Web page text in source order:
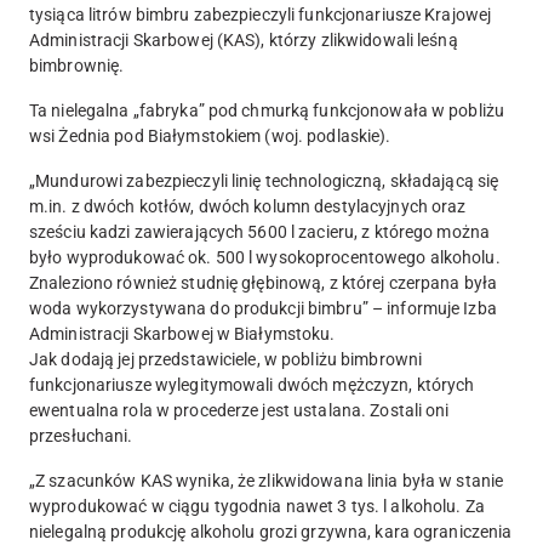
tysiąca litrów bimbru zabezpieczyli funkcjonariusze Krajowej
Administracji Skarbowej (KAS), którzy zlikwidowali leśną
bimbrownię.
Ta nielegalna „fabryka” pod chmurką funkcjonowała w pobliżu
wsi Żednia pod Białymstokiem (woj. podlaskie).
„Mundurowi zabezpieczyli linię technologiczną, składającą się
m.in. z dwóch kotłów, dwóch kolumn destylacyjnych oraz
sześciu kadzi zawierających 5600 l zacieru, z którego można
było wyprodukować ok. 500 l wysokoprocentowego alkoholu.
Znaleziono również studnię głębinową, z której czerpana była
woda wykorzystywana do produkcji bimbru” – informuje Izba
Administracji Skarbowej w Białymstoku.
Jak dodają jej przedstawiciele, w pobliżu bimbrowni
funkcjonariusze wylegitymowali dwóch mężczyzn, których
ewentualna rola w procederze jest ustalana. Zostali oni
przesłuchani.
„Z szacunków KAS wynika, że zlikwidowana linia była w stanie
wyprodukować w ciągu tygodnia nawet 3 tys. l alkoholu. Za
nielegalną produkcję alkoholu grozi grzywna, kara ograniczenia